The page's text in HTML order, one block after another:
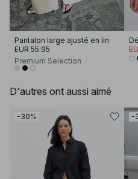
Pantalon large ajusté en lin
EUR 55.95
Premium Selection
D'autres ont aussi aimé
-30% -